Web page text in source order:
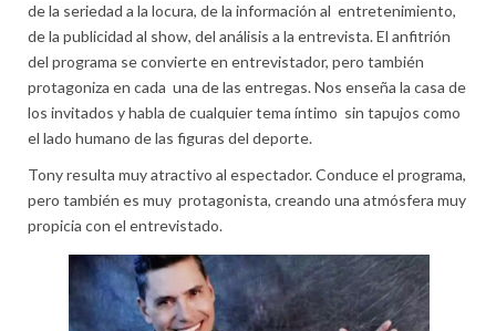
de la seriedad a la locura, de la información al entretenimiento,
de la publicidad al show, del análisis a la entrevista. El anfitrión
del programa se convierte en entrevistador, pero también
protagoniza en cada una de las entregas. Nos enseña la casa de
los invitados y habla de cualquier tema íntimo sin tapujos como
el lado humano de las figuras del deporte.
Tony resulta muy atractivo al espectador. Conduce el programa,
pero también es muy protagonista, creando una atmósfera muy
propicia con el entrevistado.